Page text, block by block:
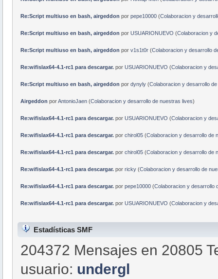
Re:Script multiuso en bash, airgeddon por pepe10000(Colaboracion y
Re:Script multiuso en bash, airgeddon por USUARIONUEVO (Colaboracion y
Re:Script multiuso en bash, airgeddon por v1s1t0r(Colaboracion y desarrollo
Re:wifislax64-4.1-rc1 para descargar.por USUARIONUEVO (Colaboracion y
Re:Script multiuso en bash, airgeddon por dynyly(Colaboracion y desarrollo
Airgeddon porAntonioJaen(Colaboracion y desarrollo de nuestras lives)
Re:wifislax64-4.1-rc1 para descargar.por USUARIONUEVO (Colaboracion y
Re:wifislax64-4.1-rc1 para descargar.por chirol05(Colaboracion y desarrollo de
Re:wifislax64-4.1-rc1 para descargar.por chirol05(Colaboracion y desarrollo de
Re:wifislax64-4.1-rc1 para descargar.por ricky(Colaboracion y desarrollo de
Re:wifislax64-4.1-rc1 para descargar.por pepe10000(Colaboracion y desarrollo
Re:wifislax64-4.1-rc1 para descargar.por USUARIONUEVO (Colaboracion y
Estadísticas SMF
204372 Mensajes en 20805
usuario: undergl